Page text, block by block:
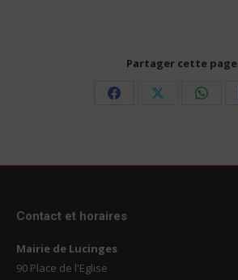
Partager cette page
Share
Share
Share
Contact et horaires
Mairie de Lucinges
90 Place de l'Eglise